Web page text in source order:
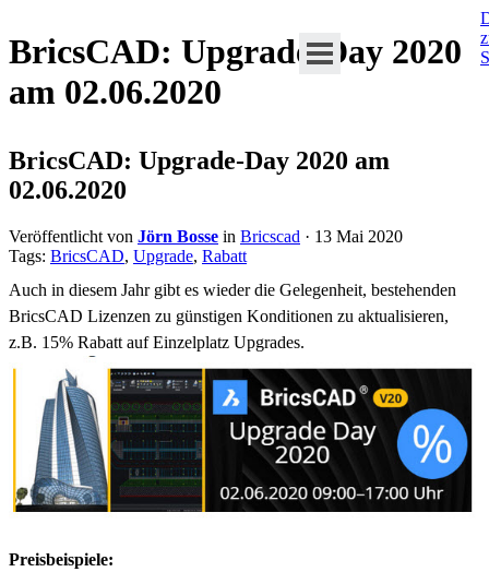
BricsCAD: Upgrade-Day 2020
am 02.06.2020
BricsCAD: Upgrade-Day 2020 am
02.06.2020
Veröffentlicht von Jörn Bosse in Bricscad · 13 Mai 2020
Tags: BricsCAD, Upgrade, Rabatt
Auch in diesem Jahr gibt es wieder die Gelegenheit, bestehenden
BricsCAD Lizenzen zu günstigen Konditionen zu aktualisieren,
z.B. 15% Rabatt auf Einzelplatz Upgrades.
Preisbeispiele: